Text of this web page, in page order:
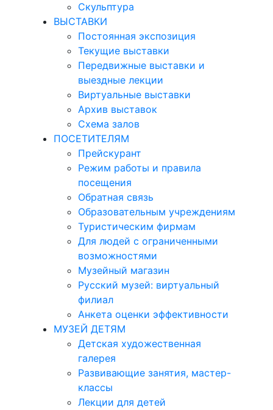
Скульптура
ВЫСТАВКИ
Постоянная экспозиция
Текущие выставки
Передвижные выставки и
выездные лекции
Виртуальные выставки
Архив выставок
Схема залов
ПОСЕТИТЕЛЯМ
Прейскурант
Режим работы и правила
посещения
Обратная связь
Образовательным учреждениям
Туристическим фирмам
Для людей с ограниченными
возможностями
Музейный магазин
Русский музей: виртуальный
филиал
Анкета оценки эффективности
МУЗЕЙ ДЕТЯМ
Детская художественная
галерея
Развивающие занятия, мастер-
классы
Лекции для детей